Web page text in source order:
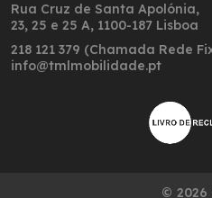
Rua Cruz de Santa Apolónia,
23, 25 e 25 A, 1100-187 Lisboa
218 121 379 (Chamada Rede
info@tmlmobilidade.pt
© 2026